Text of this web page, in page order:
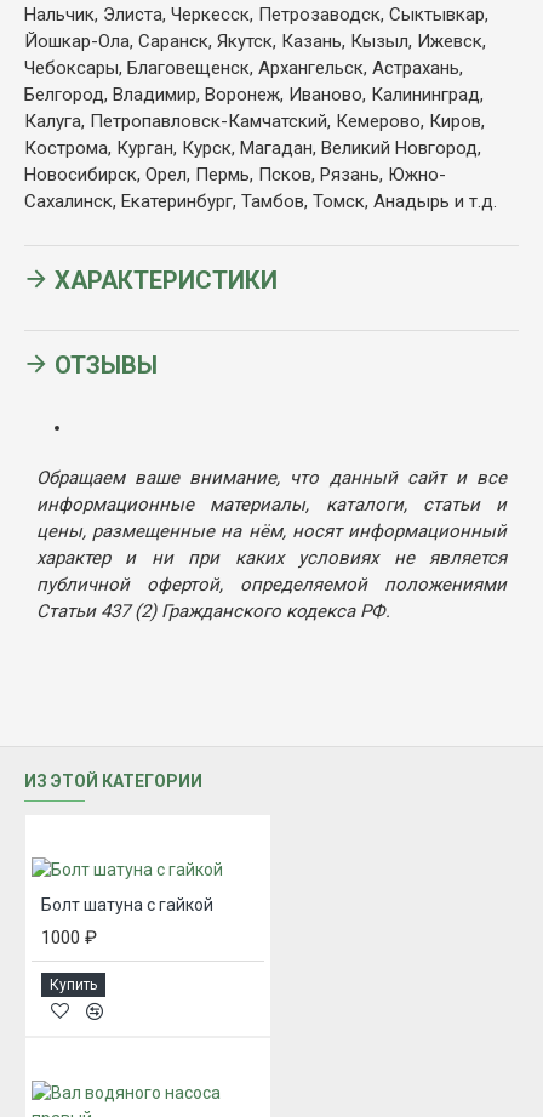
Нальчик, Элиста, Черкесск, Петрозаводск, Сыктывкар,
Йошкар-Ола, Саранск, Якутск, Казань, Кызыл, Ижевск,
Чебоксары, Благовещенск, Архангельск, Астрахань,
Белгород, Владимир, Воронеж, Иваново, Калининград,
Калуга, Петропавловск-Камчатский, Кемерово, Киров,
Кострома, Курган, Курск, Магадан, Великий Новгород,
Новосибирск, Орел, Пермь, Псков, Рязань, Южно-
Сахалинск, Екатеринбург, Тамбов, Томск, Анадырь и т.д.
ХАРАКТЕРИСТИКИ
ОТЗЫВЫ
Обращаем ваше внимание, что данный сайт и все
информационные материалы, каталоги, статьи и
цены, размещенные на нём, носят информационный
характер и ни при каких условиях не является
публичной офертой, определяемой положениями
Статьи 437 (2) Гражданского кодекса РФ.
ИЗ ЭТОЙ КАТЕГОРИИ
Болт шатуна с гайкой
1000 ₽
Купить